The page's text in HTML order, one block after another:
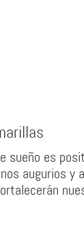
sueño es
augurios y